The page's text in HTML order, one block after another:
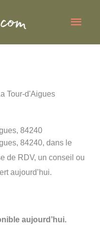
Tour-d'Aigues
84240
84240, dans le
de RDV, un conseil ou
aujourd’hui.
aujourd’hui.